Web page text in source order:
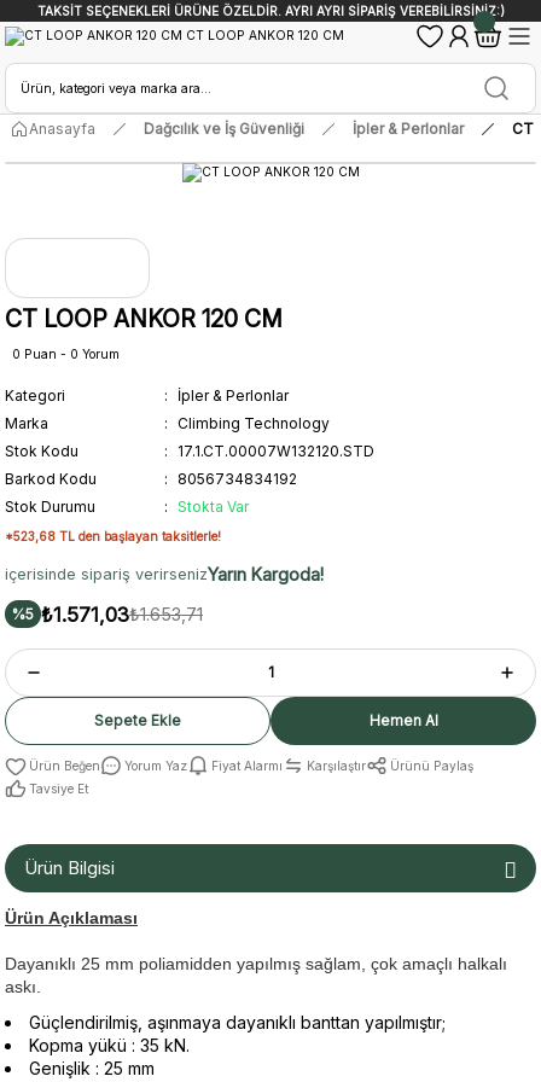
TAKSİT SEÇENEKLERİ ÜRÜNE ÖZELDİR. AYRI AYRI SİPARİŞ VEREBİLİRSİNİZ:)
Anasayfa Dağcılık ve İş Güvenliği İpler & Perlonlar CT
CT LOOP ANKOR 120 CM
0 Puan - 0 Yorum
Kategori
İpler & Perlonlar
Marka
Climbing Technology
Stok Kodu
17.1.CT.00007W132120.STD
Barkod Kodu
8056734834192
Stok Durumu
Stokta Var
*523,68 TL den başlayan taksitlerle!
içerisinde sipariş verirsenizYarın Kargoda!
%5 ₺1.571,03₺1.653,71
Sepete Ekle Hemen Al
Yorum Yaz Fiyat Alarmı Karşılaştır
Ürünü Paylaş
Tavsiye Et
Ürün Bilgisi
Ürün Açıklaması
Dayanıklı 25 mm poliamidden yapılmış sağlam, çok amaçlı halkalı
askı.
Güçlendirilmiş, aşınmaya dayanıklı banttan yapılmıştır;
Kopma yükü : 35 kN.
Genişlik : 25 mm